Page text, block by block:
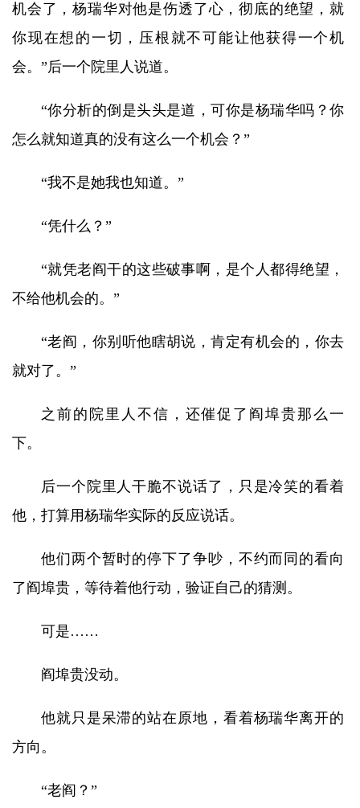
机会了，杨瑞华对他是伤透了心，彻底的绝望，就
你现在想的一切，压根就不可能让他获得一个机
会。”后一个院里人说道。
“你分析的倒是头头是道，可你是杨瑞华吗？你
怎么就知道真的没有这么一个机会？”
“我不是她我也知道。”
“凭什么？”
“就凭老阎干的这些破事啊，是个人都得绝望，
不给他机会的。”
“老阎，你别听他瞎胡说，肯定有机会的，你去
就对了。”
之前的院里人不信，还催促了阎埠贵那么一
下。
后一个院里人干脆不说话了，只是冷笑的看着
他，打算用杨瑞华实际的反应说话。
他们两个暂时的停下了争吵，不约而同的看向
了阎埠贵，等待着他行动，验证自己的猜测。
可是……
阎埠贵没动。
他就只是呆滞的站在原地，看着杨瑞华离开的
方向。
“老阎？”